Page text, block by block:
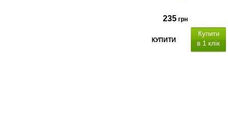
235 грн
КУПИТИ
Купити
в 1 клік